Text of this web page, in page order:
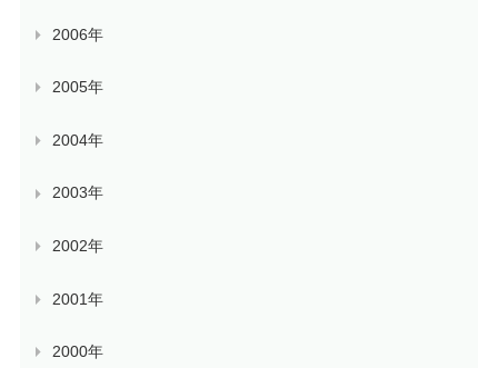
2006年
2005年
2004年
2003年
2002年
2001年
2000年